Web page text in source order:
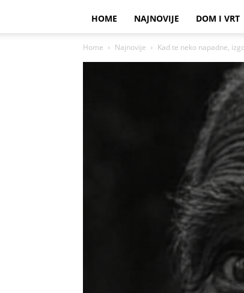
HOME NAJNOVIJE DOM I VRT
Home Najnovije Kad te neko napadne,